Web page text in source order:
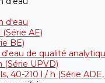
d'eau
(Série АE)
BE)
de qualité
(Série UPVD)
40-210 l / h (Série ADE,